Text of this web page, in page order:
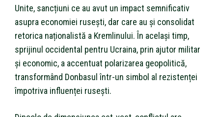
Unite, sancțiuni ce au avut un impact semnificativ
asupra economiei rusești, dar care au și consolidat
retorica naționalistă a Kremlinului. În același timp,
sprijinul occidental pentru Ucraina, prin ajutor militar
și economic, a accentuat polarizarea geopolitică,
transformând Donbasul într-un simbol al rezistenței
împotriva influenței rusești.